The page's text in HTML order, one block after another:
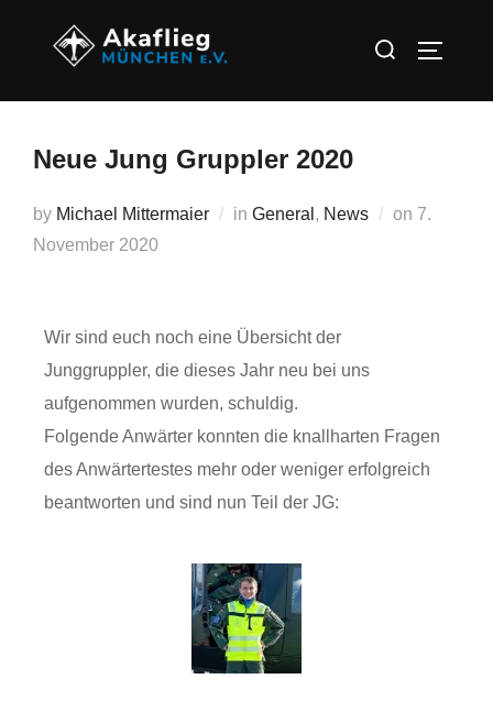
Neue Jung Gruppler 2020
by Michael Mittermaier in General , News on 7.
November 2020
Wir sind euch noch eine Übersicht der
Junggruppler, die dieses Jahr neu bei uns
aufgenommen wurden, schuldig.
Folgende Anwärter konnten die knallharten Fragen
des Anwärtertestes mehr oder weniger erfolgreich
beantworten und sind nun Teil der JG: